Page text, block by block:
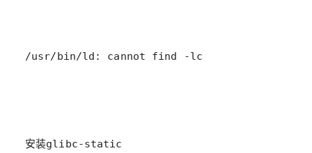
/usr/bin/ld: cannot find -lc